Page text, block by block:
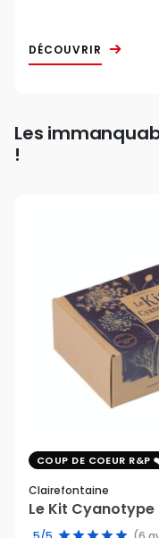
DÉCOUVRIR
Les
!
COUP DE COEUR R&P
Clairefontaine
Le Kit